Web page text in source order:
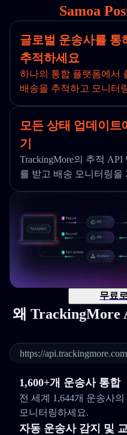
Samoa
글로벌 운송사를 통
추적하세요
하나의 통합 플랫폼에서
배송을 추적하고 모니터
모든 상태 업데이트
기
TrackingMore의 추적
를 받고 배송 모니터링을
무료
왜 TrackingMore
https://
1,600+개 운송사 통합
전 세계 1,644개 운송사
모니터링하세요.
자동 운송사 감지 및